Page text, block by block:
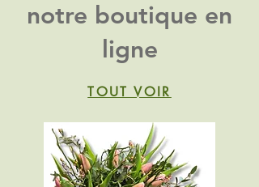
notre boutique en
ligne
TOUT VOIR